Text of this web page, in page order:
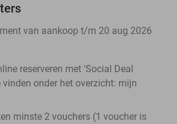
van aankoop t/m 20 aug 2026
reserveren met 'Social Deal
vinden onder het overzicht: mijn
minste 2 vouchers (1 voucher is